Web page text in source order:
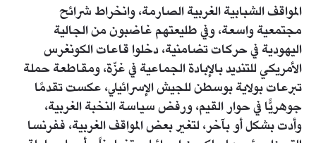
المواقف الشبابية الغربية الصارمة، وانخراط شرائح
مجتمعية واسعة، وفي طليعتهم غاضبون من الجالية
اليهودية في حركات تضامنية، دخلوا قاعات الكونغرس
الأمريكي للتنديد بالإبادة الجماعية في غزّة، ومقاطعة حملة
تبرعات بولاية بوسطن للجيش الإسرائيلي، عكست تقدمًا
جوهريًّا في حوار القيم، ورفض سياسة النخبة الغربية،
وأدت بشكل أو بآخر، لتغير بعض المواقف الغربية، ففرنسا